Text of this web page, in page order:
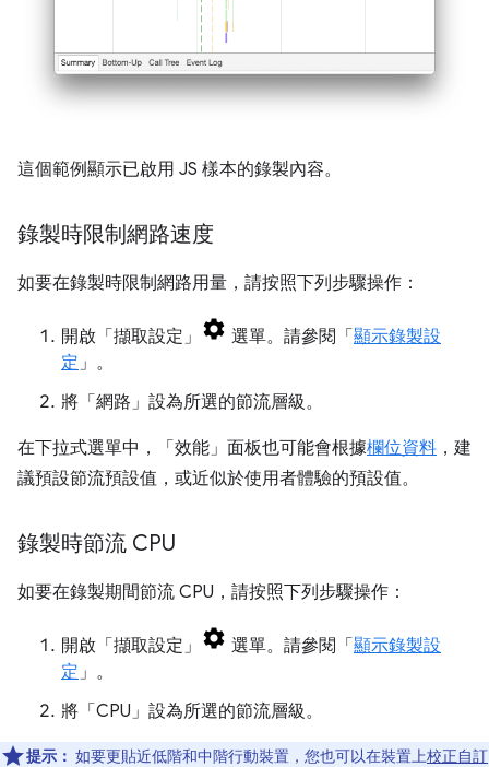
這個範例顯示已啟用 JS 樣本的錄製內容。
錄製時限制網路速度
如要在錄製時限制網路用量，請按照下列步驟操作：
開啟「擷取設定」 選單。請參閱「顯示錄製設
定 」。
將「網路」 設為所選的節流層級。
在下拉式選單中，「效能」 面板也可能會根據欄位資料 ，建
議預設節流預設值，或近似於使用者體驗的預設值。
錄製時節流 CPU
如要在錄製期間節流 CPU，請按照下列步驟操作：
開啟「擷取設定」 選單。請參閱「顯示錄製設
定 」。
將「CPU」 設為所選的節流層級。
提示： 如要更貼近低階和中階行動裝置，您也可以在裝置上校正自訂